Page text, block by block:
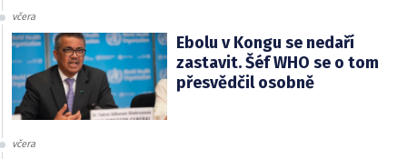
včera
Ebolu v Kongu se nedaří
zastavit. Šéf WHO se o tom
přesvědčil osobně
včera